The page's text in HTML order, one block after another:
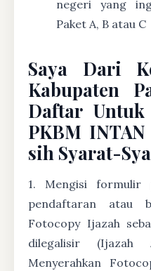
negeri yang
Paket A, B atau C
Saya Dari
Kabupaten
Daftar
PKBM INTAN
sih Syarat-
1. Mengisi formulir
pendaftaran atau
Fotocopy Ijazah
dilegalisir (Ijazah
Menyerahkan